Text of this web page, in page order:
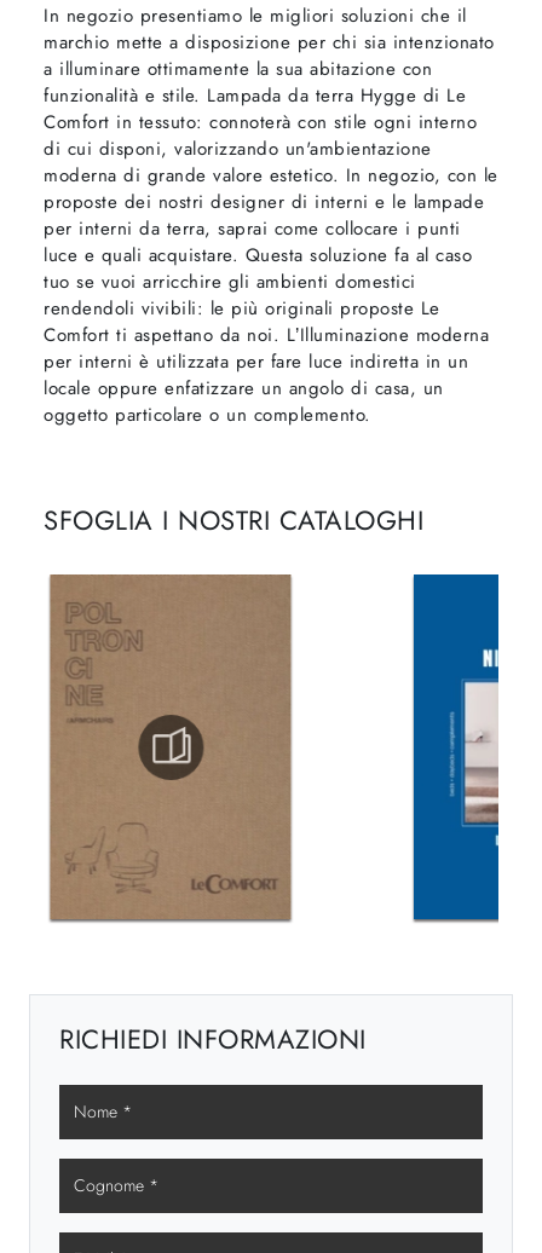
In negozio presentiamo le migliori soluzioni che il
marchio mette a disposizione per chi sia intenzionato
a illuminare ottimamente la sua abitazione con
funzionalità e stile. Lampada da terra Hygge di Le
Comfort in tessuto: connoterà con stile ogni interno
di cui disponi, valorizzando un'ambientazione
moderna di grande valore estetico. In negozio, con le
proposte dei nostri designer di interni e le lampade
per interni da terra, saprai come collocare i punti
luce e quali acquistare. Questa soluzione fa al caso
tuo se vuoi arricchire gli ambienti domestici
rendendoli vivibili: le più originali proposte Le
Comfort ti aspettano da noi. L’Illuminazione moderna
per interni è utilizzata per fare luce indiretta in un
locale oppure enfatizzare un angolo di casa, un
oggetto particolare o un complemento.
SFOGLIA I NOSTRI CATALOGHI
RICHIEDI INFORMAZIONI